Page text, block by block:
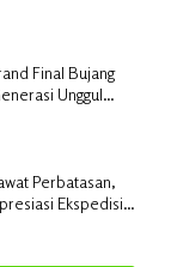
Final Bujang
Unggul
Perbatasan,
Ekspedisi